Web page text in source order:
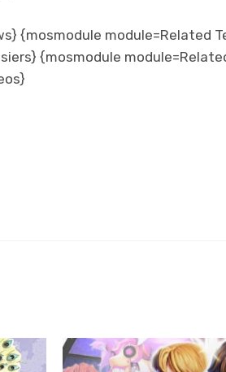
{mosmodule module=Related
{mosmodule